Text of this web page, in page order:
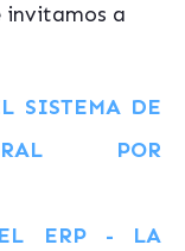
invitamos a
SISTEMA DE
POR
ERP - LA